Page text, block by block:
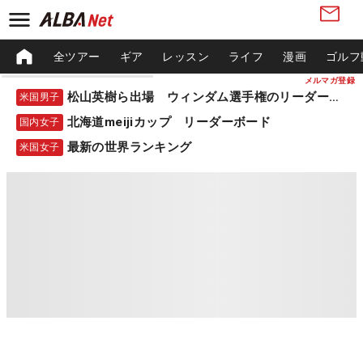
メルマガ登録
全ツアー ギア レッスン ライフ 漫画 ゴル
米国男子 松山英樹ら出場 ウィンダム選手権のリーダーボード
国内女子 北海道meijiカップ リーダーボード
米国女子 最新の世界ランキング